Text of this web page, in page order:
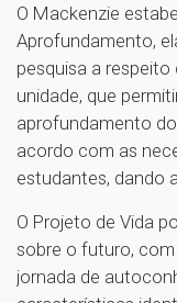
O Mackenzie
Aprofundamento,
pesquisa a
unidade, que
aprofundamento
acordo com as
estudantes, dando
O Projeto de Vida
sobre o futuro,
jornada de